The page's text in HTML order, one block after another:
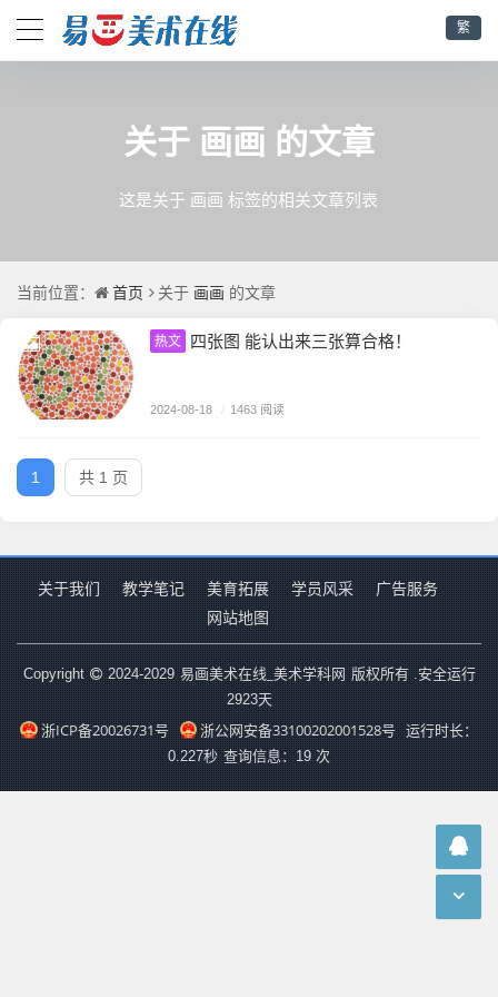
繁
关于 画画 的文章
这是关于 画画 标签的相关文章列表
当前位置： 首页 关于 画画 的文章
热文 四张图 能认出来三张算合格！
2024-08-18 / 1463 阅读
1 共 1 页
关于我们 教学笔记 美育拓展 学员风采
广告服务
网站地图
Copyright 2024-2029 易画美术在线_美术学科网 版权所有 .安全运行
2923天
浙ICP备20026731号 浙公网安备33100202001528号
运行时长：
0.227秒 查询信息：19 次